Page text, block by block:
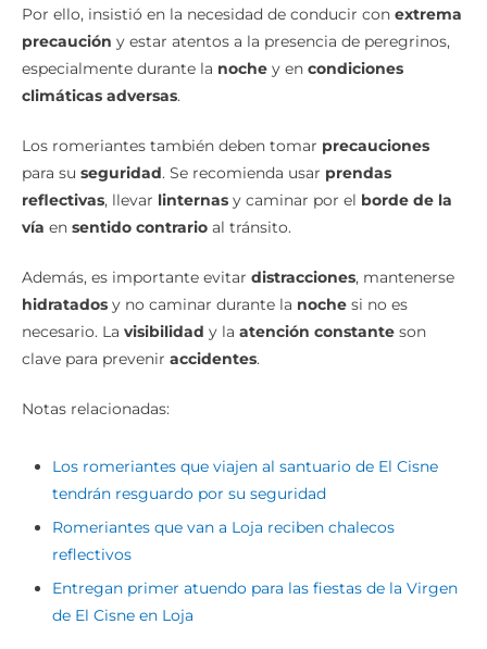
Por ello, insistió en la necesidad de conducir con extrema
precaución y estar atentos a la presencia de peregrinos,
especialmente durante la noche y en condiciones
climáticas adversas.
Los romeriantes también deben tomar precauciones
para su seguridad. Se recomienda usar prendas
reflectivas, llevar linternas y caminar por el borde de la
vía en sentido contrario al tránsito.
Además, es importante evitar distracciones, mantenerse
hidratados y no caminar durante la noche si no es
necesario. La visibilidad y la atención constante son
clave para prevenir accidentes.
Notas relacionadas:
Los romeriantes que viajen al santuario de El Cisne
tendrán resguardo por su seguridad
Romeriantes que van a Loja reciben chalecos
reflectivos
Entregan primer atuendo para las fiestas de la Virgen
de El Cisne en Loja